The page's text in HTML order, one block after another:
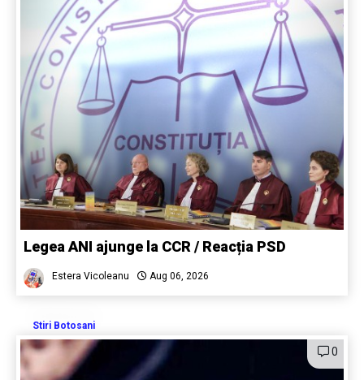
Legea ANI ajunge la CCR / Reacția PSD
Estera Vicoleanu Aug 06, 2026
Stiri Botosani
0